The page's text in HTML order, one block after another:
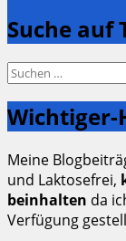
Suche auf
Suchen
nach:
Wichtiger-
Meine
und Laktosefrei,
beinhalten da
Verfügung